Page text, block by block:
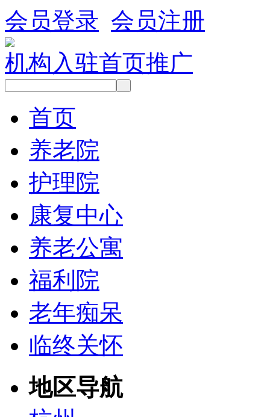
会员登录 会员注册
机构入驻首页推广
首页
养老院
护理院
康复中心
养老公寓
福利院
老年痴呆
临终关怀
地区导航